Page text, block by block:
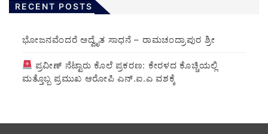
RECENT POSTS
ಭೋಜನವೆಂದರೆ ಅದ್ವೈತ ಸಾಧನೆ – ರಾಮಚಂದ್ರಾಪುರ ಶ್ರೀ
ಪ್ರವೀಣ್ ನೆಟ್ಟಾರು ಕೊಲೆ ಪ್ರಕರಣ: ಕೇರಳದ ಕೊಚ್ಚಿಯಲ್ಲಿ
ಮತ್ತೊಬ್ಬ ಪ್ರಮುಖ ಆರೋಪಿ ಎನ್.ಐ.ಎ ವಶಕ್ಕೆ